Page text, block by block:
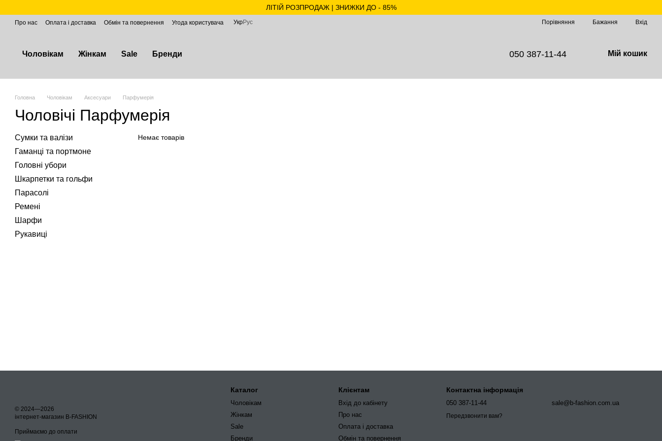
ЛІТІЙ РОЗПРОДАЖ | ЗНИЖКИ ДО - 85%
Про нас Оплата і доставка Обмін та повернення Угода користувача УкрРус Порівняння Бажання Вхід
Чоловікам Жінкам Sale Бренди 050 387-11-44 Мій кошик
Головна Чоловікам Аксесуари Парфумерія
Чоловічі Парфумерія
Немає товарів
Сумки та валізи
Гаманці та портмоне
Головні убори
Шкарпетки та гольфи
Парасолі
Ремені
Шарфи
Рукавиці
© 2024—2026
інтернет-магазин B-FASHION
Приймаємо до оплати
Каталог
Чоловікам
Жінкам
Sale
Бренди
Клієнтам
Вхід до кабінету
Про нас
Оплата і доставка
Обмін та повернення
Контактна інформація
050 387-11-44
Передзвонити вам?
sale@b-fashion.com.ua